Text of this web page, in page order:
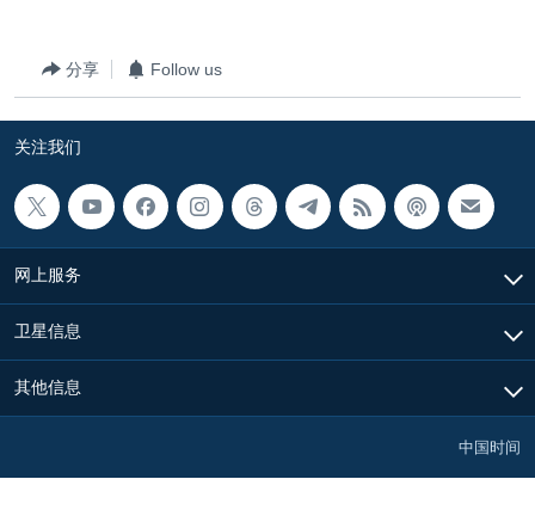
美洲
全球议题
劳工
环境
美中关系
美国建国250周年
埃博拉疫情
美国之音专访
重要讲话与声明
南中国海争端
关注西藏
关注新疆
中文广播
关注我们
其他语言网站
分享 Follow us
关注我们
网上服务
卫星信息
其他信息
中国时间